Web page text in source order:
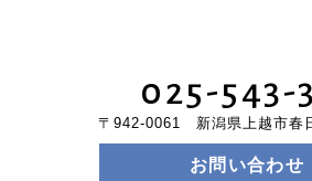
025-543-
〒942-0061 新潟県上越市春
お問い合わせ